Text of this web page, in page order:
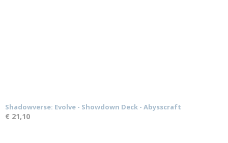
Shadowverse: Evolve - Showdown Deck - Abysscraft
€ 21,10